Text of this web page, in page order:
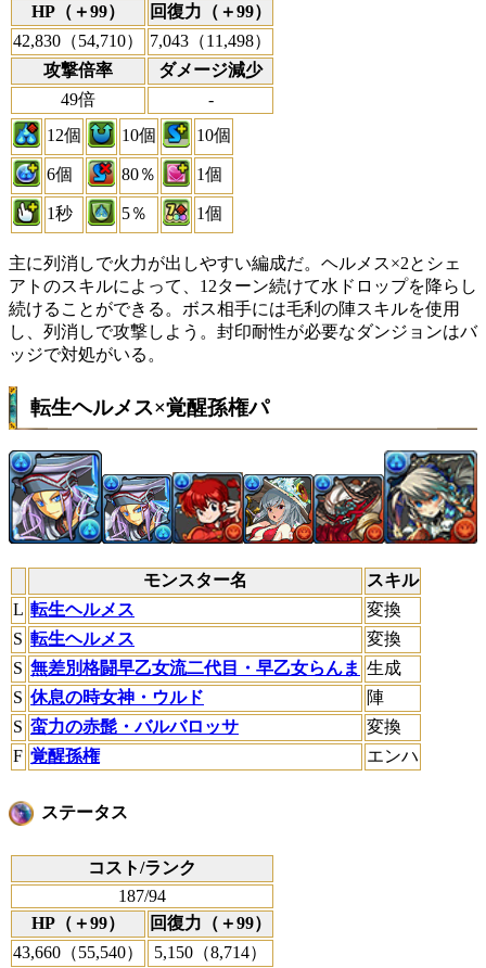
HP（＋99）
回復力（＋99）
42,830（54,710）
7,043（11,498）
攻撃倍率
ダメージ減少
49倍
-
12個
10個 10個
6個 80％ 1個
1秒 5％ 1個
主に列消しで火力が出しやすい編成だ。ヘルメス×2とシェ
アトのスキルによって、12ターン続けて水ドロップを降らし
続けることができる。ボス相手には毛利の陣スキルを使用
し、列消しで攻撃しよう。封印耐性が必要なダンジョンはバ
ッジで対処がいる。
転生ヘルメス×覚醒孫権パ
モンスター名
スキル
L 転生ヘルメス
変換
S 転生ヘルメス
変換
S 無差別格闘早乙女流二代目・早乙女らんま 生成
S 休息の時女神・ウルド
陣
S 蛮力の赤髭・バルバロッサ
変換
F 覚醒孫権 エンハ
ステータス
コスト/ランク
187/94
HP（＋99）
回復力（＋99）
43,660（55,540）
5,150（8,714）